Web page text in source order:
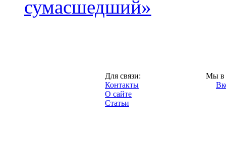
сумасшедший»
Для связи:
Контакты
О сайте
Статьи
Мы в